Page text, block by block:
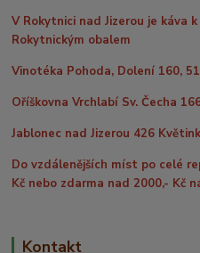
V Rokytnici nad Jizerou je káva
Rokytnickým obalem
Vinotéka Pohoda, Dolení 160,
Oříškovna Vrchlabí Sv. Čecha
Jablonec nad Jizerou 426
Do vzdálenějších míst po celé
Kč nebo zdarma nad 2000,- Kč
Kontakt